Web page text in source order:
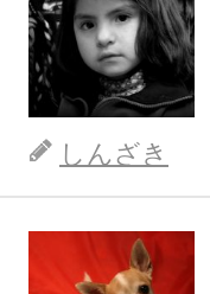
しんざき